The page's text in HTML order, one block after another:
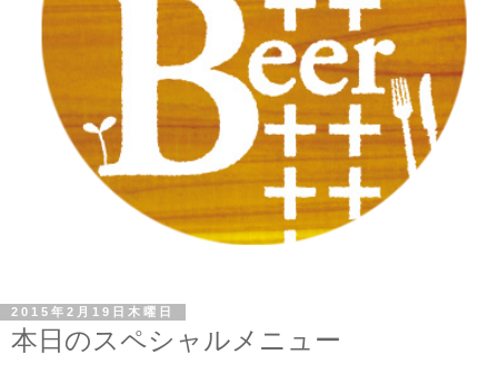
2015年2月19日木曜日
本日のスペシャルメニュー